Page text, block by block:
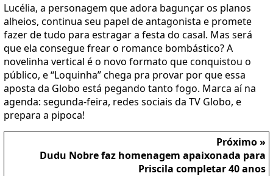
Lucélia, a personagem que adora bagunçar os planos
alheios, continua seu papel de antagonista e promete
fazer de tudo para estragar a festa do casal. Mas será
que ela consegue frear o romance bombástico? A
novelinha vertical é o novo formato que conquistou o
público, e “Loquinha” chega pra provar por que essa
aposta da Globo está pegando tanto fogo. Marca aí na
agenda: segunda-feira, redes sociais da TV Globo, e
prepara a pipoca!
Próximo »
Dudu Nobre faz homenagem apaixonada para
Priscila completar 40 anos